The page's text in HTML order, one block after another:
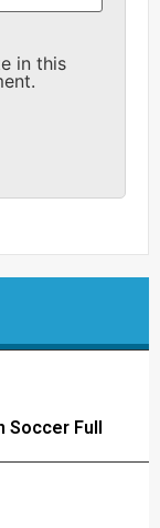
in this
Full